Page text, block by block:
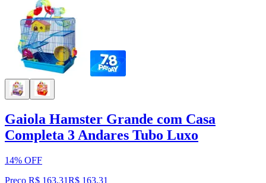
Gaiola Hamster Grande com Casa
Completa 3 Andares Tubo Luxo
14% OFF
Preço R$ 163,31R$ 163,31